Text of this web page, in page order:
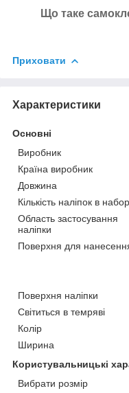
Що таке
Приховати
Характеристики
Основні
Виробник
Країна виробник
Довжина
Кількість наліпок в
Область застосування
наліпки
Поверхня для
Поверхня наліпки
Світиться в темряві
Колір
Ширина
Користувальницькі
Вибрати розмір